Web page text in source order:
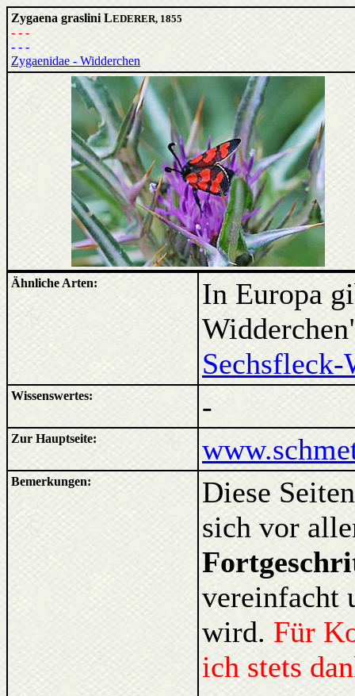
Zygaena graslini LEDERER, 1855
- - -
- - -
Zygaenidae - Widderchen
Ähnliche Arten:
In Europa
Sechsfleck-
Wissenswertes: -
Zur Hauptseite:
Bemerkungen:
Diese
sich vor
vereinfacht
wird. Für
ich stets